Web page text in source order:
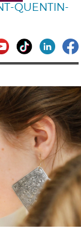
QUENTIN-